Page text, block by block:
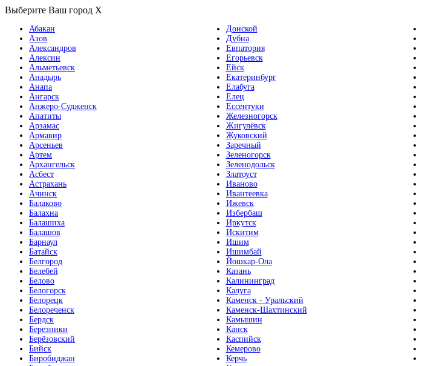
Выберите Ваш город X
Абакан
Азов
Александров
Алексин
Альметьевск
Анадырь
Анапа
Ангарск
Анжеро-Судженск
Апатиты
Арзамас
Армавир
Арсеньев
Артем
Архангельск
Асбест
Астрахань
Ачинск
Балаково
Балахна
Балашиха
Балашов
Барнаул
Батайск
Белгород
Белебей
Белово
Белогорск
Белорецк
Белореченск
Бердск
Березники
Берёзовский
Бийск
Биробиджан
Донской
Дубна
Евпатория
Егорьевск
Ейск
Екатеринбург
Елабуга
Елец
Ессентуки
Железногорск
Жигулёвск
Жуковский
Заречный
Зеленогорск
Зеленодольск
Златоуст
Иваново
Ивантеевка
Ижевск
Избербаш
Иркутск
Искитим
Ишим
Ишимбай
Йошкар-Ола
Казань
Калининград
Калуга
Каменск - Уральский
Каменск-Шахтинский
Камышин
Канск
Каспийск
Кемерово
Керчь